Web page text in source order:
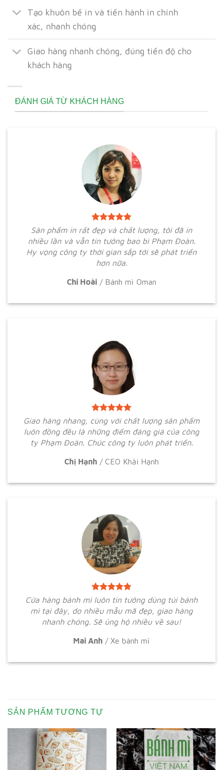
Tạo khuôn bế in và tiến hành in chính
xác, nhanh chóng
Giao hàng nhanh chóng, đúng tiến độ cho
khách hàng
ĐÁNH GIÁ TỪ KHÁCH HÀNG
Sản phẩm in rất đẹp và chất lượng, tôi đã in
nhiều lần và vẫn tin tưởng bao bì Phạm Đoàn.
Hy vọng công ty thời gian sắp tới sẽ phát triển
hơn nữa.
Chi Hoài / Bánh mì Oman
Giao hàng nhang, cùng với chất lượng sản phẩm
luôn đồng đều là những điểm đáng giá của công
ty Phạm Đoàn. Chúc công ty luôn phát triển.
Chị Hạnh / CEO Khải Hạnh
Cửa hàng bánh mì luôn tin tưởng dùng túi bánh
mì tại đây, do nhiều mẫu mã đẹp, giao hàng
nhanh chóng. Sẽ ủng hộ nhiều về sau!
Mai Anh / Xe bánh mì
SẢN PHẨM TƯƠNG TỰ